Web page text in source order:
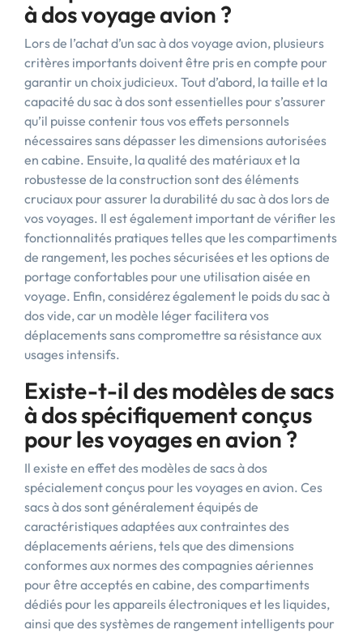
à dos voyage avion ?
Lors de l’achat d’un sac à dos voyage avion, plusieurs
critères importants doivent être pris en compte pour
garantir un choix judicieux. Tout d’abord, la taille et la
capacité du sac à dos sont essentielles pour s’assurer
qu’il puisse contenir tous vos effets personnels
nécessaires sans dépasser les dimensions autorisées
en cabine. Ensuite, la qualité des matériaux et la
robustesse de la construction sont des éléments
cruciaux pour assurer la durabilité du sac à dos lors de
vos voyages. Il est également important de vérifier les
fonctionnalités pratiques telles que les compartiments
de rangement, les poches sécurisées et les options de
portage confortables pour une utilisation aisée en
voyage. Enfin, considérez également le poids du sac à
dos vide, car un modèle léger facilitera vos
déplacements sans compromettre sa résistance aux
usages intensifs.
Existe-t-il des modèles de sacs
à dos spécifiquement conçus
pour les voyages en avion ?
Il existe en effet des modèles de sacs à dos
spécialement conçus pour les voyages en avion. Ces
sacs à dos sont généralement équipés de
caractéristiques adaptées aux contraintes des
déplacements aériens, tels que des dimensions
conformes aux normes des compagnies aériennes
pour être acceptés en cabine, des compartiments
dédiés pour les appareils électroniques et les liquides,
ainsi que des systèmes de rangement intelligents pour